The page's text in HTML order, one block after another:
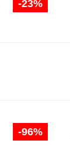
-23%
-96%